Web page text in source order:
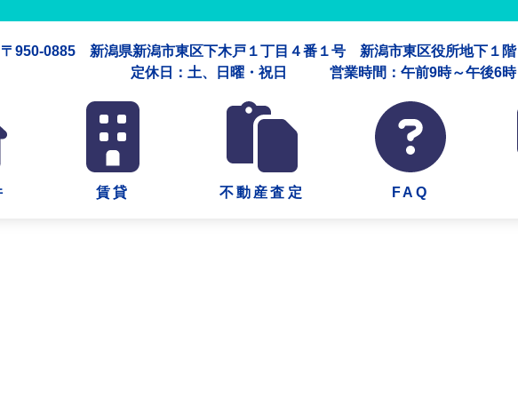
〒950-0885 新潟県新潟市東区下木戸１丁目４番１号 新潟市東区役所地下１階
定休日：土、日曜・祝日 営業時間：午前9時～午後6時
賃貸 不動産査定 FAQ